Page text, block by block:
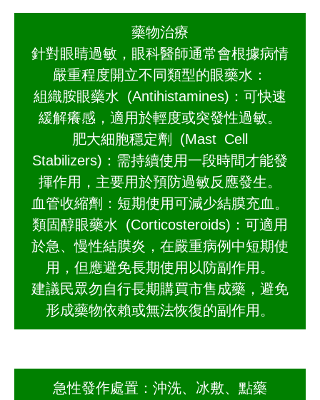
藥物治療
針對眼睛過敏，眼科醫師通常會根據病情
嚴重程度開立不同類型的眼藥水：
組織胺眼藥水 (Antihistamines)：可快速
緩解癢感，適用於輕度或突發性過敏。
肥大細胞穩定劑 (Mast Cell
Stabilizers)：需持續使用一段時間才能發
揮作用，主要用於預防過敏反應發生。
血管收縮劑：短期使用可減少結膜充血。
類固醇眼藥水 (Corticosteroids)：可適用
於急、慢性結膜炎，在嚴重病例中短期使
用，但應避免長期使用以防副作用。
建議民眾勿自行長期購買市售成藥，避免
形成藥物依賴或無法恢復的副作用。
急性發作處置：沖洗、冰敷、點藥